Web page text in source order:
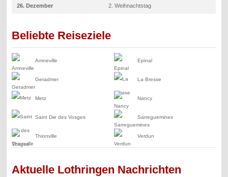
26. Dezember 2. Weihnachtstag
Beliebte Reiseziele
Amneville Epinal
Geradmer La Bresse
Metz Nancy
Saint Die des Vosges Sarreguemines
Thionville Verdun
Aktuelle Lothringen Nachrichten